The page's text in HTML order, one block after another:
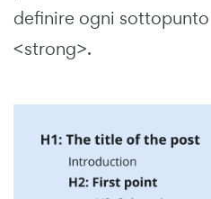
definire ogni
<strong>.